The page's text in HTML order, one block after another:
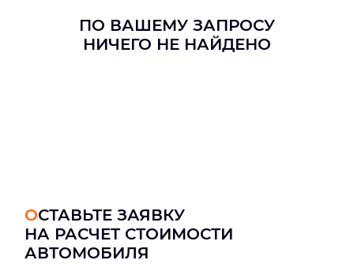
ПО ВАШЕМУ ЗАПРОСУ
НИЧЕГО НЕ НАЙДЕНО
ОСТАВЬТЕ ЗАЯВКУ
НА РАСЧЕТ СТОИМОСТИ
АВТОМОБИЛЯ